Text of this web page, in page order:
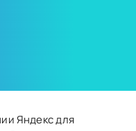
Яндекс для